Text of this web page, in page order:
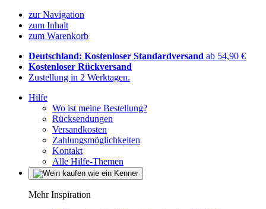
zur Navigation
zum Inhalt
zum Warenkorb
Deutschland: Kostenloser Standardversand ab 54,90 €
Kostenloser Rückversand
Zustellung in 2 Werktagen.
Hilfe
Wo ist meine Bestellung?
Rücksendungen
Versandkosten
Zahlungsmöglichkeiten
Kontakt
Alle Hilfe-Themen
Mehr Inspiration